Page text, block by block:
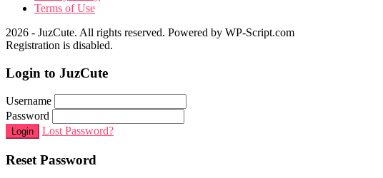
Terms of Use
2026 - JuzCute. All rights reserved. Powered by WP-Script.com
Registration is disabled.
Login to JuzCute
Username
Password
Login Lost Password?
Reset Password